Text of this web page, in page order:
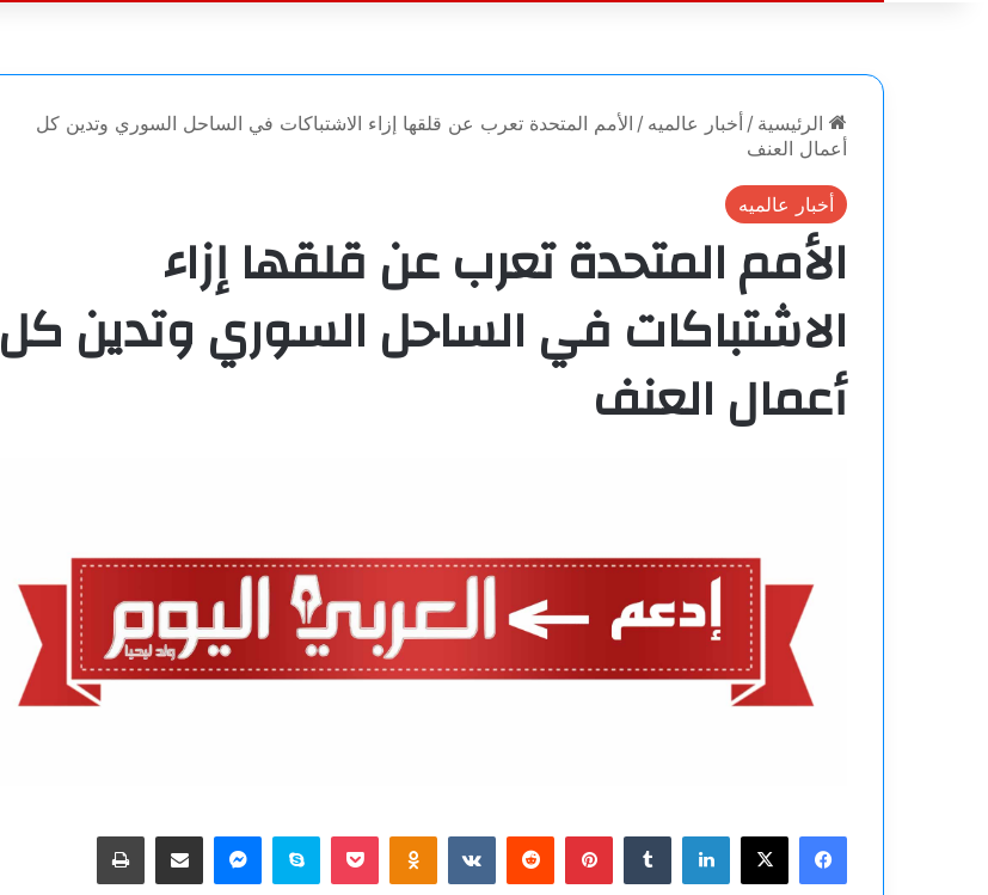
عن
الرئيسية / أخبار عالميه / الأمم المتحدة تعرب عن قلقها إزاء الاشتباكات في الساحل السوري وتدين كل
أعمال العنف
أخبار عالميه
الأمم المتحدة تعرب عن قلقها إزاء
الاشتباكات في الساحل السوري وتدين كل
أعمال العنف
فيسبوك
‫X لينكدإن بينتيريست Odnoklassniki
‫Pocketسكايبماسنجرمشاركة عبر البريد طباعة